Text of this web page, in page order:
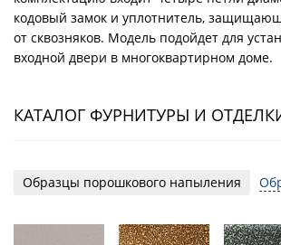
кодовый замок и уплотнитель,
от сквозняков. Модель подойдет для
входной двери в многоквартирном доме.
КАТАЛОГ ФУРНИТУРЫ И
Образцы порошкового напыления